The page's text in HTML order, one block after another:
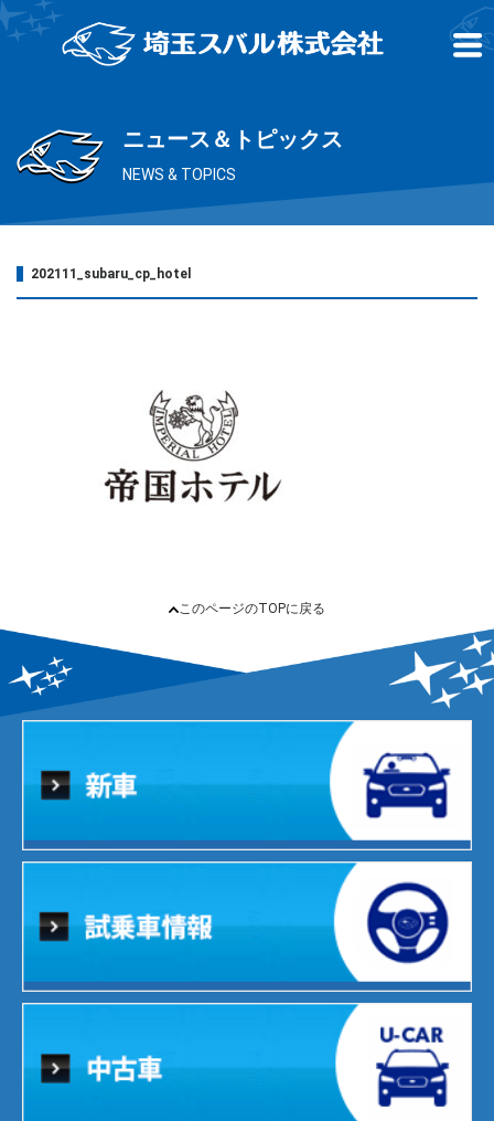
ニュース＆トピックス
NEWS & TOPICS
202111_subaru_cp_hotel
このページのTOPに戻る